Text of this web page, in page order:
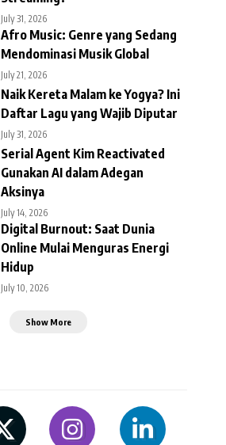
July 31, 2026
Afro Music: Genre yang Sedang
Mendominasi Musik Global
July 21, 2026
Naik Kereta Malam ke Yogya? Ini
Daftar Lagu yang Wajib Diputar
July 31, 2026
Serial Agent Kim Reactivated
Gunakan AI dalam Adegan
Aksinya
July 14, 2026
Digital Burnout: Saat Dunia
Online Mulai Menguras Energi
Hidup
July 10, 2026
Show More